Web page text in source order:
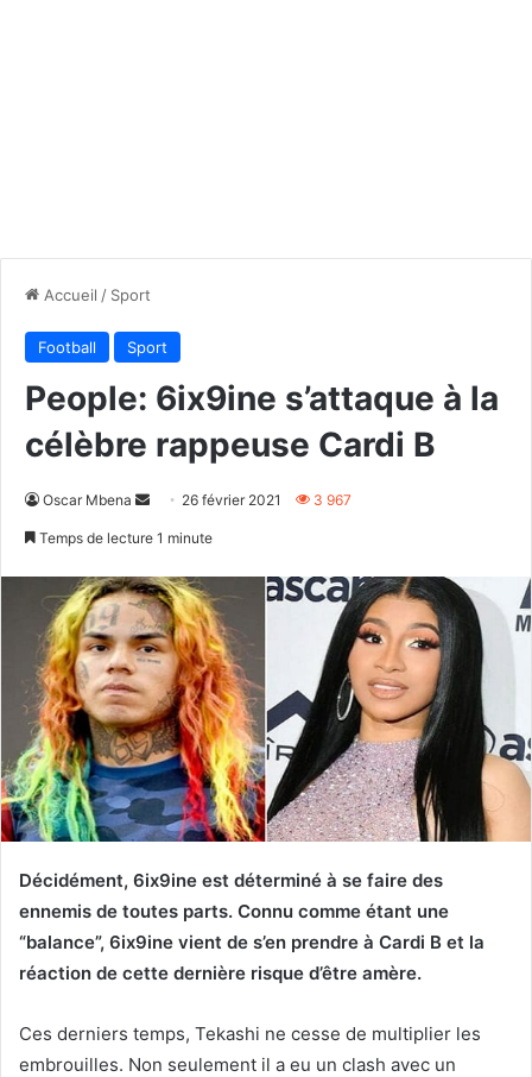
Accueil / Sport
Football Sport
People: 6ix9ine s’attaque à la
célèbre rappeuse Cardi B
Oscar Mbena
Envoyer26 février 2021 3 967
Temps de lecture 1 minute
Décidément, 6ix9ine est déterminé à se faire des
ennemis de toutes parts. Connu comme étant une
“balance”, 6ix9ine vient de s’en prendre à Cardi B et la
réaction de cette dernière risque d’être amère.
Ces derniers temps, Tekashi ne cesse de multiplier les
embrouilles. Non seulement il a eu un clash avec un